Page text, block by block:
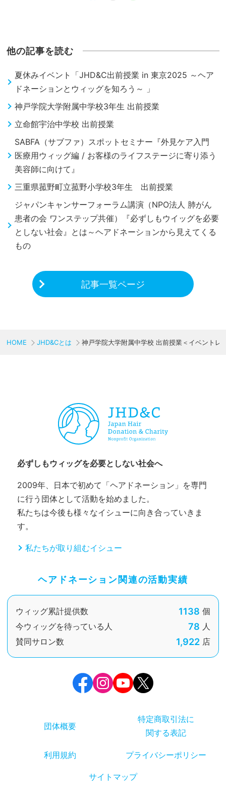
他の記事を読む
夏休みイベント「JHD&C出前授業 in 東京2025 ～ヘア
ドネーションとウィッグを知ろう～ 」
神戸学院大学附属中学校3年生 出前授業
立命館宇治中学校 出前授業
SABFA（サブファ）スポットセミナー『外見ケア入門
医療用ウィッグ編 / お客様のライフステージに寄り添う
美容師に向けて』
三重県菰野町立菰野小学校3年生 出前授業
ジャパンキャンサーフォーラム講演（NPO法人 肺がん
患者の会 ワンステップ共催）『必ずしもウイッグを必要
としない社会』とは～ヘアドネーションから見えてくる
もの
記事一覧ページ
HOME JHD&Cとは 神戸学院大学附属中学校 出前授業＜イベントレ
必ずしもウィッグを必要としない社会へ
2009年、日本で初めて「ヘアドネーション」を専門
に行う団体として活動を始めました。
私たちは今後も様々なイシューに向き合っていきま
す。
私たちが取り組むイシュー
ヘアドネーション関連の活動実績
ウィッグ累計提供数 1138 個
今ウィッグを待っている人
78 人
賛同サロン数
1,922 店
団体概要
特定商取引法に
関する表記
利用規約 プライバシーポリシー
サイトマップ